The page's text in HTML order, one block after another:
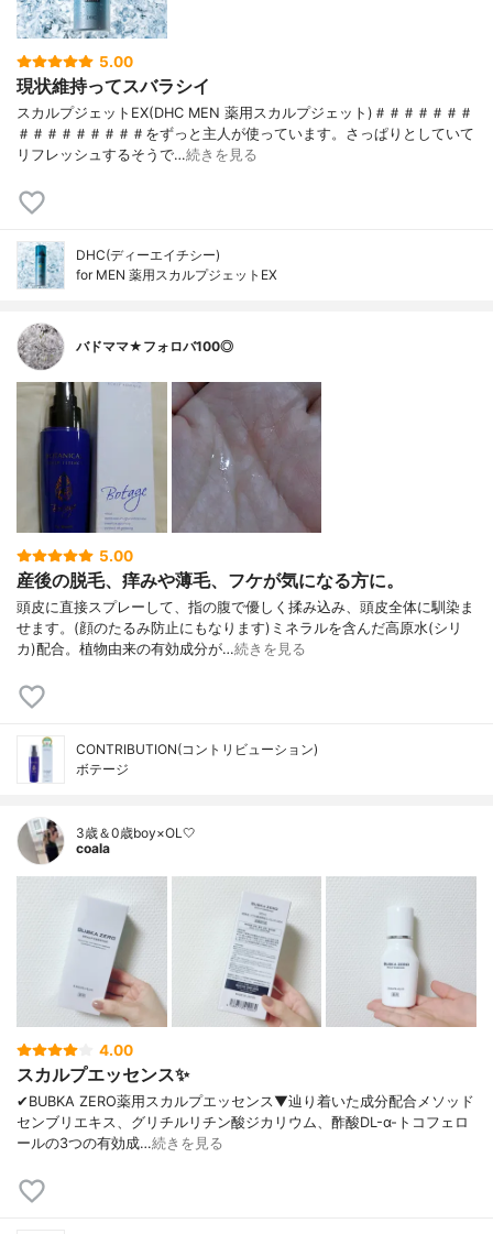
5.00
現状維持ってスバラシイ
スカルプジェットEX(DHC MEN 薬用スカルプジェット)＃＃＃＃＃＃＃
＃＃＃＃＃＃＃＃＃をずっと主人が使っています。さっぱりとしていて
リフレッシュするそうで…続きを見る
DHC(ディーエイチシー)
for MEN 薬用スカルプジェットEX
バドママ★フォロバ100◎
5.00
産後の脱毛、痒みや薄毛、フケが気になる方に。
頭皮に直接スプレーして、指の腹で優しく揉み込み、頭皮全体に馴染ま
せます。(顔のたるみ防止にもなります)ミネラルを含んだ高原水(シリ
カ)配合。植物由来の有効成分が…続きを見る
CONTRIBUTION(コントリビューション)
ボテージ
3歳＆0歳boy×OL🤍
coala
4.00
スカルプエッセンス✨
✔︎BUBKA ZERO薬用スカルプエッセンス▼辿り着いた成分配合メソッド
センブリエキス、グリチルリチン酸ジカリウム、酢酸DL-α-トコフェロ
ールの3つの有効成…続きを見る